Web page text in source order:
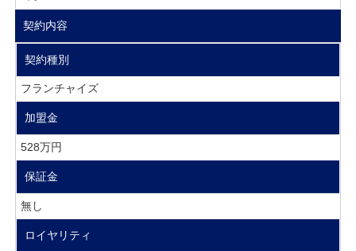
契約内容
契約種別
フランチャイズ
加盟金
528万円
保証金
無し
ロイヤリティ